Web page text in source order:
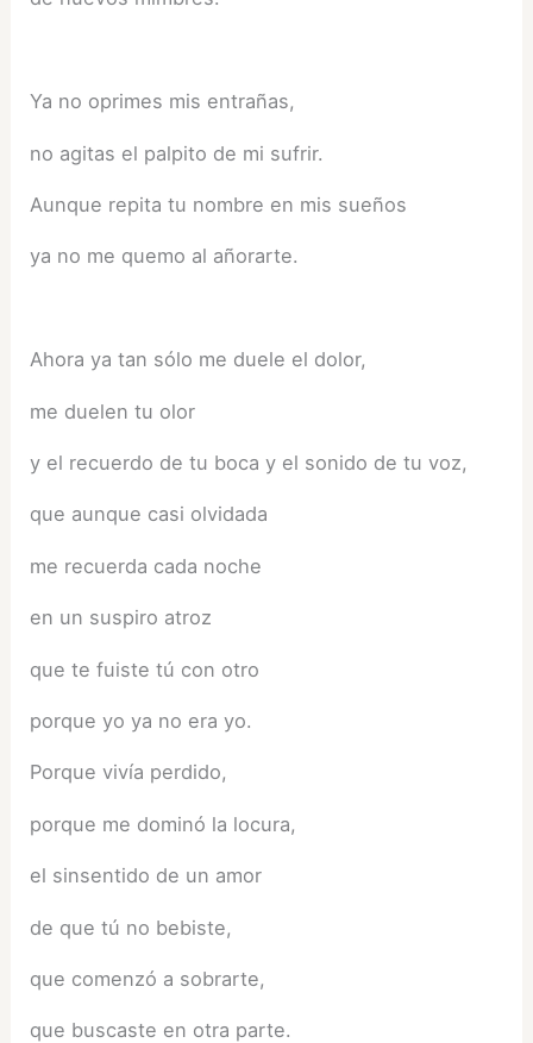
Ya no oprimes mis entrañas,
no agitas el palpito de mi sufrir.
Aunque repita tu nombre en mis sueños
ya no me quemo al añorarte.
Ahora ya tan sólo me duele el dolor,
me duelen tu olor
y el recuerdo de tu boca y el sonido de tu voz,
que aunque casi olvidada
me recuerda cada noche
en un suspiro atroz
que te fuiste tú con otro
porque yo ya no era yo.
Porque vivía perdido,
porque me dominó la locura,
el sinsentido de un amor
de que tú no bebiste,
que comenzó a sobrarte,
que buscaste en otra parte.